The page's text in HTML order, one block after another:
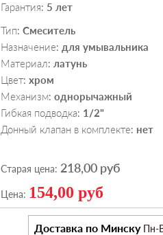
Гарантия: 5 лет
Тип: Смеситель
Назначение: для умывальника
Материал: латунь
Цвет: хром
Механизм: однорычажный
Гибкая подводка: 1/2"
Донный клапан в комплекте: нет
Старая цена: 218,00 руб
Цена: 154,00 руб
Доставка по МинскуПн-